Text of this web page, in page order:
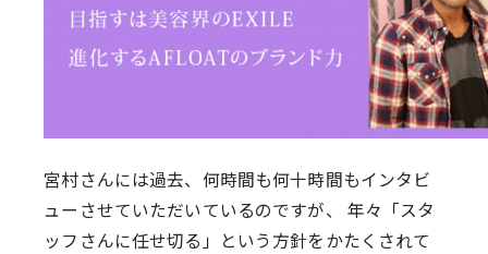
宮村さんには過去、何時間も何十時間もインタビ
ューさせていただいているのですが、 年々「スタ
ッフさんに任せ切る」という方針をかたくされて